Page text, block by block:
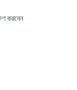
করবেন